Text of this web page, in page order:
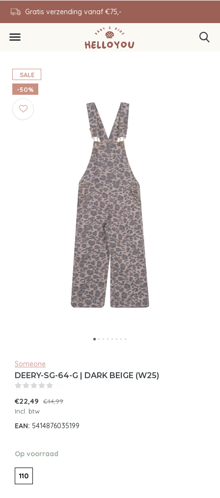
Gratis verzending vanaf €75,-
SALE
-50%
Someone
DEERY-SG-64-G | DARK BEIGE (W25)
€22,49
€44,99
Incl. btw
EAN: 5414876035199
Op voorraad
110